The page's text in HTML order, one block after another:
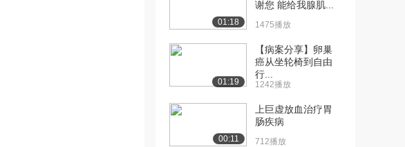
01:18
谢您 能给我腺肌...
1475播放
01:19
【病案分享】卵巢
癌从坐轮椅到自由
行...
1242播放
00:11
上巨虚放血治疗胃
肠疾病
712播放